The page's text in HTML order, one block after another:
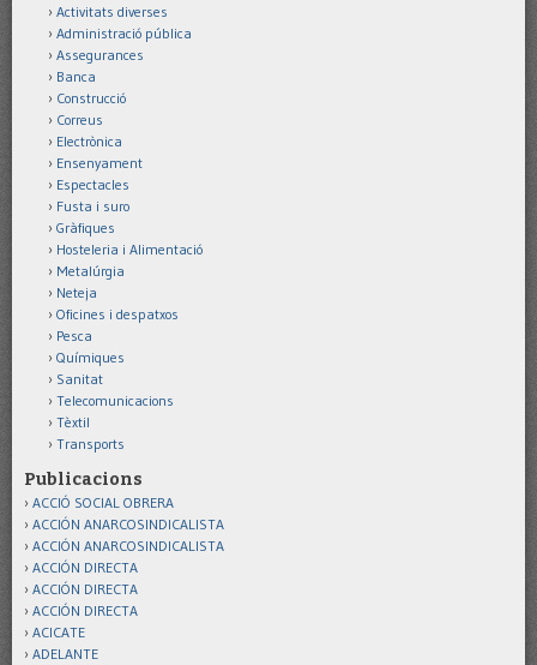
Activitats diverses
Administració pública
Assegurances
Banca
Construcció
Correus
Electrònica
Ensenyament
Espectacles
Fusta i suro
Gràfiques
Hosteleria i Alimentació
Metalúrgia
Neteja
Oficines i despatxos
Pesca
Químiques
Sanitat
Telecomunicacions
Tèxtil
Transports
Publicacions
ACCIÓ SOCIAL OBRERA
ACCIÓN ANARCOSINDICALISTA
ACCIÓN ANARCOSINDICALISTA
ACCIÓN DIRECTA
ACCIÓN DIRECTA
ACCIÓN DIRECTA
ACICATE
ADELANTE